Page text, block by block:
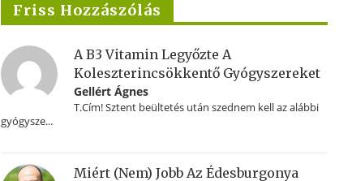
Friss Hozzászólás
A B3 Vitamin Legyőzte A
Koleszterincsökkentő Gyógyszereket
Gellért Ágnes
T.Cím! Sztent beültetés után szednem kell az alábbi
gyógysze...
Miért (nem) Jobb Az Édesburgonya